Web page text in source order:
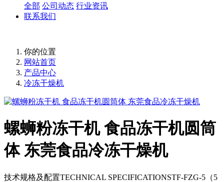
全部 公司动态 行业资讯
联系我们
你的位置
网站首页
产品中心
冷冻干燥机
螺蛳粉冻干机 食品冻干机圆筒
体 东莞食品冷冻干燥机
技术规格及配置TECHNICAL SPECIFICATIONSTF-FZG-5（5